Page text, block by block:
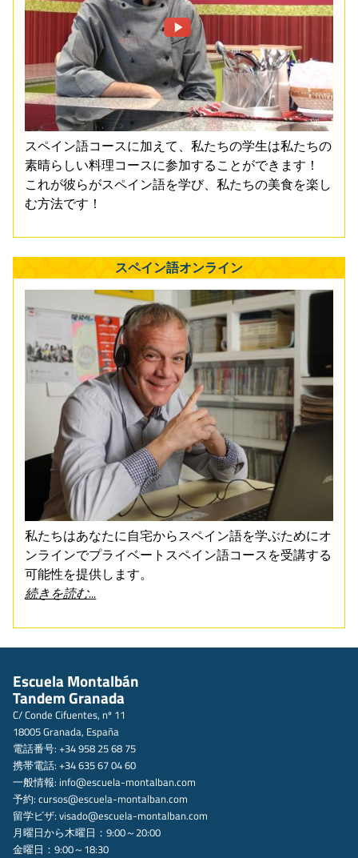
スペイン語コースに加えて、私たちの学生は私たちの
素晴らしい料理コースに参加することができます！
これが彼らがスペイン語を学び、私たちの美食を楽し
む方法です！
スペイン語オンライン
私たちはあなたに自宅からスペイン語を学ぶためにオ
ンラインでプライベートスペイン語コースを受講する
可能性を提供します。
続きを読む...
Escuela Montalbán
Tandem Granada
C/ Conde Cifuentes, nº 11
18005 Granada, España
電話番号: +34 958 25 68 75
携帯電話: +34 635 67 04 60
一般情報: info@escuela-montalban.com
予約: cursos@escuela-montalban.com
留学ビザ: visado@escuela-montalban.com
月曜日から木曜日：9:00～20:00
金曜日：9:00～18:30